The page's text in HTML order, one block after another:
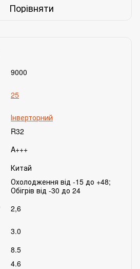
Порівняти
9000
25
Інверторний
R32
A+++
Китай
Охолодження від -15 до +48;
Обігрів від -30 до 24
2,6
3.0
8.5
4.6